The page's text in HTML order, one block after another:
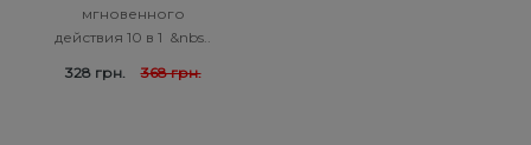
мгновенного
действия 10 в 1 &nbs..
328 грн.
368 грн.